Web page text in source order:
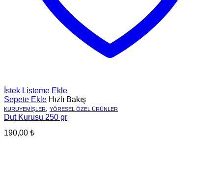
İstek Listeme Ekle
Sepete Ekle Hızlı Bakış
KURUYEMIŞLER, YÖRESEL ÖZEL ÜRÜNLER
Dut Kurusu 250 gr
190,00 ₺